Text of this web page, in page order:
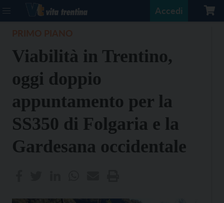
Accedi
Viabilità in Trentino,
oggi doppio
appuntamento per la
SS350 di Folgaria e la
Gardesana occidentale